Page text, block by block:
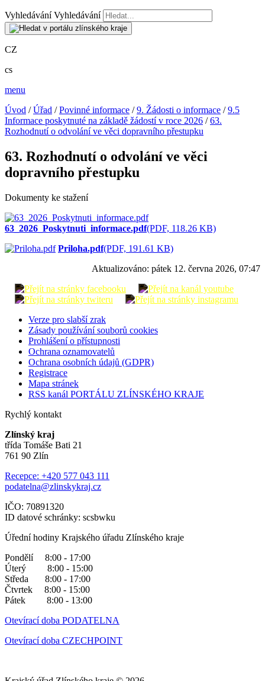
Vyhledávání Vyhledávání
CZ
cs
menu
Úvod /Úřad /Povinné informace /9. Žádosti o informace /9.5
Informace poskytnuté na základě žádostí v roce 2026 /63.
Rozhodnutí o odvolání ve věci dopravního přestupku
63. Rozhodnutí o odvolání ve věci
dopravního přestupku
Dokumenty ke stažení
63_2026_Poskytnuti_informace.pdf(PDF, 118.26 KB)
Priloha.pdf(PDF, 191.61 KB)
Aktualizováno: pátek 12. června 2026, 07:47
Verze pro slabší zrak
Zásady používání souborů cookies
Prohlášení o přístupnosti
Ochrana oznamovatelů
Ochrana osobních údajů (GDPR)
Registrace
Mapa stránek
RSS kanál PORTÁLU ZLÍNSKÉHO KRAJE
Rychlý kontakt
Zlínský kraj
třída Tomáše Bati 21
761 90 Zlín
Recepce: +420 577 043 111
podatelna@zlinskykraj.cz
IČO: 70891320
ID datové schránky: scsbwku
Úřední hodiny Krajského úřadu Zlínského kraje
Pondělí 8:00 - 17:00
Úterý 8:00 - 15:00
Středa 8:00 - 17:00
Čtvrtek 8:00 - 15:00
Pátek 8:00 - 13:00
Otevírací doba PODATELNA
Otevírací doba CZECHPOINT